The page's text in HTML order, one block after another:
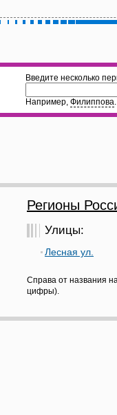
Введите несколько
Например, Филиппова.
Регионы
Улицы:
Лесная ул.
Справа от названия
цифры).